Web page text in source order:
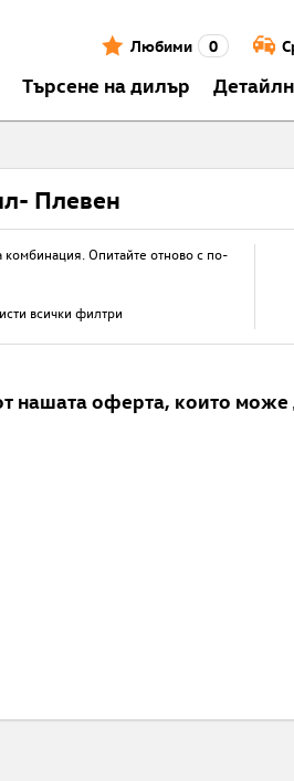
Любими 0
Търсене на дилър
Плевен
Опитайте отново с по-
всички филтри
нашата оферта, които може